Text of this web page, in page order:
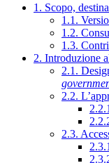
1. Scopo,
1.1.
1.2.
1.3.
2. Introduzione
2.1.
2.2.
2.3.